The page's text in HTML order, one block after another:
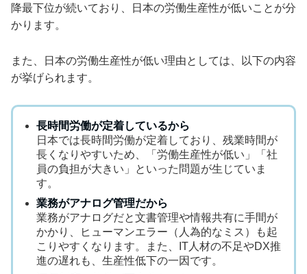
降最下位が続いており、日本の労働生産性が低いことが分
かります。
また、日本の労働生産性が低い理由としては、以下の内容
が挙げられます。
長時間労働が定着しているから
日本では長時間労働が定着しており、残業時間が
長くなりやすいため、「労働生産性が低い」「社
員の負担が大きい」といった問題が生じていま
す。
業務がアナログ管理だから
業務がアナログだと文書管理や情報共有に手間が
かかり、ヒューマンエラー（人為的なミス）も起
こりやすくなります。また、IT人材の不足やDX推
進の遅れも、生産性低下の一因です。